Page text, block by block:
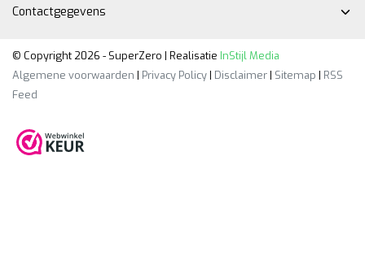
Contactgegevens
© Copyright 2026 - SuperZero | Realisatie InStijl Media
Algemene voorwaarden | Privacy Policy| Disclaimer| Sitemap | RSS
Feed